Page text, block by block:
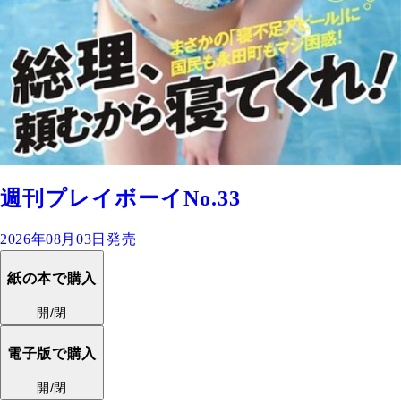
週刊プレイボーイNo.33
2026年08月03日発売
紙の本で購入
開/閉
電子版で購入
開/閉